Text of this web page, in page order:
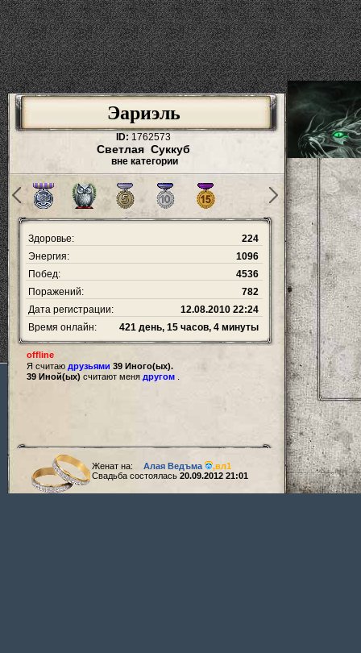
Эариэль
ID: 1762573
Светлая Суккуб
вне категории
Здоровье:
224
Энергия:
1096
Побед:
4536
Поражений:
782
Дата регистрации:
12.08.2010 22:24
Время онлайн:
421 день, 15 часов, 4 минуты
offline
Я считаю друзьями 39 Иного(ых).
39 Иной(ых) считают меня другом
Женат на: Алая Ведъма ,вл1
Свадьба состоялась 20.09.2012 21:01